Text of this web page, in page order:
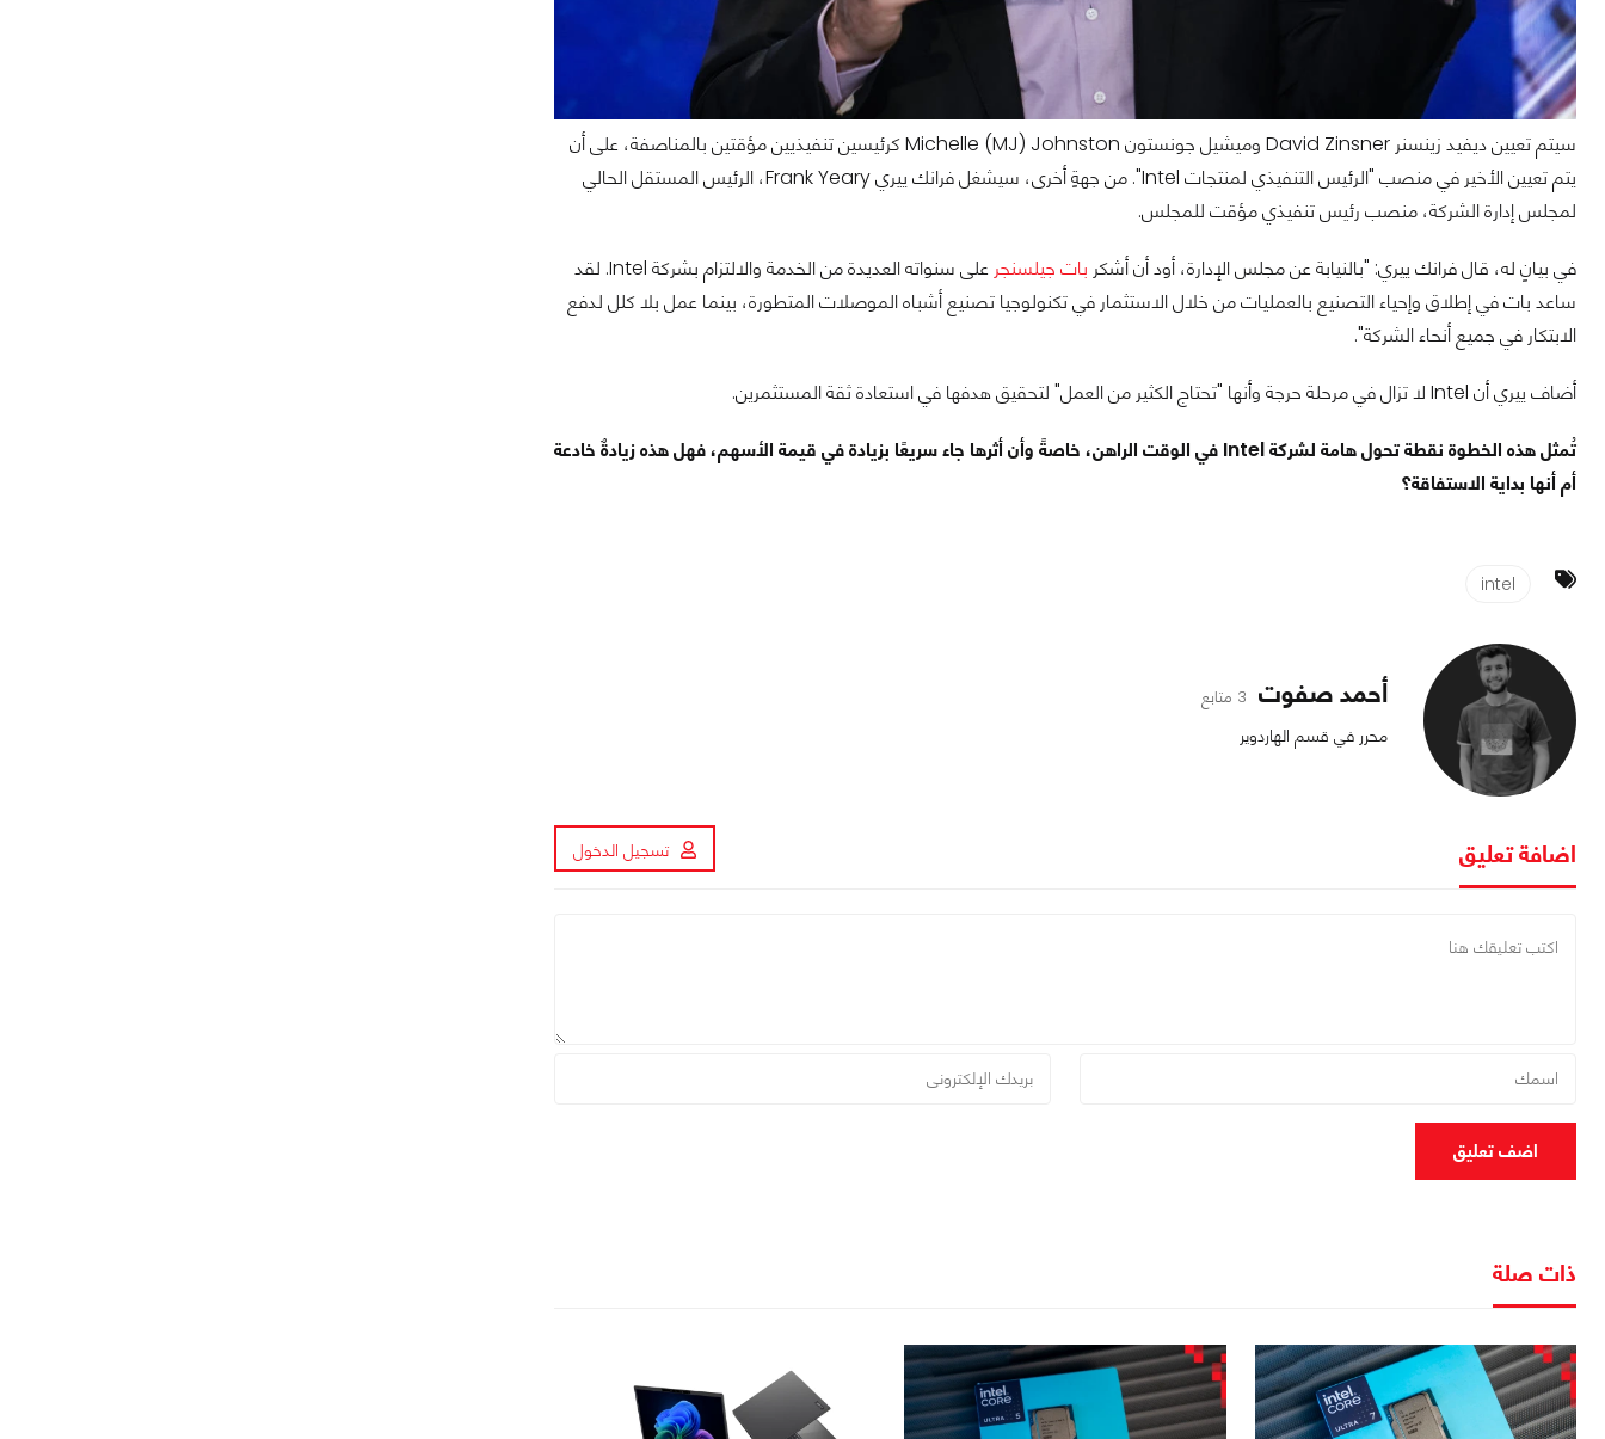
سيتم تعيين ديفيد زينسنر David Zinsner وميشيل جونستون Michelle (MJ) Johnston كرئيسين تنفيذيين مؤقتين بالمناصفة، على أن
يتم تعيين الأخير في منصب "الرئيس التنفيذي لمنتجات Intel". من جهةٍ أخرى، سيشغل فرانك ييري Frank Yeary، الرئيس المستقل الحالي
لمجلس إدارة الشركة، منصب رئيس تنفيذي مؤقت للمجلس.
في بيانٍ له، قال فرانك ييري: "بالنيابة عن مجلس الإدارة، أود أن أشكر بات جيلسنجر
على سنواته العديدة من الخدمة والالتزام بشركة Intel. لقد
ساعد بات في إطلاق وإحياء التصنيع بالعمليات من خلال الاستثمار في تكنولوجيا تصنيع أشباه الموصلات المتطورة، بينما عمل بلا كلل لدفع
الابتكار في جميع أنحاء الشركة".
أضاف ييري أن Intel لا تزال في مرحلة حرجة وأنها "تحتاج الكثير من العمل" لتحقيق هدفها في استعادة ثقة المستثمرين.
تُمثل هذه الخطوة نقطة تحول هامة لشركة Intel في الوقت الراهن، خاصةً وأن أثرها جاء سريعًا بزيادة في قيمة الأسهم، فهل هذه زيادةٌ خادعة
أم أنها بداية الاستفاقة؟
intel
أحمد صفوت 3 متابع
محرر في قسم الهاردوير
اضافة تعليق تسجيل الدخول
اضف تعليق
ذات صلة